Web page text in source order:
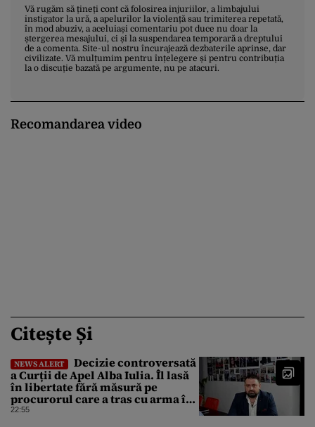
Vă rugăm să țineți cont că folosirea injuriilor, a limbajului
instigator la ură, a apelurilor la violență sau trimiterea repetată,
în mod abuziv, a aceluiași comentariu pot duce nu doar la
ștergerea mesajului, ci și la suspendarea temporară a dreptului
de a comenta. Site-ul nostru încurajează dezbaterile aprinse, dar
civilizate. Vă mulțumim pentru înțelegere și pentru contribuția
la o discuție bazată pe argumente, nu pe atacuri.
Recomandarea video
Citește Și
NEWS ALERT
Decizie controversată
a Curții de Apel Alba Iulia. Îl lasă
în libertate fără măsură pe
procurorul care a tras cu arma în
fuga sa de poliție
22:55